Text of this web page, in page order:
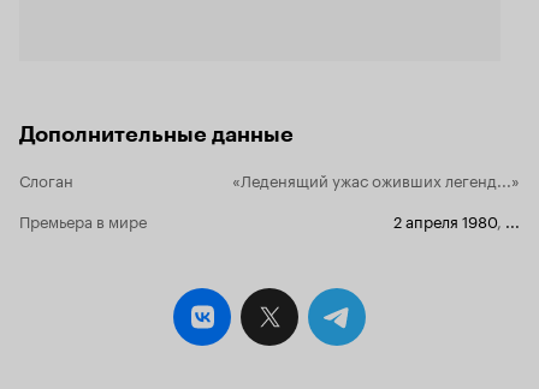
неподдельным любованием смакующего
архитектурные строения, малейшие
достойно отдельной похвалы и восторженных
проникся к советской кино-неожиданности
искренним почтением и не смог отказать себе
в удовольствии творчески перевоплотить
Дополнительные данные
Слоган
«Леденящий ужас оживших легенд...»
Премьера в мире
2 апреля 1980,